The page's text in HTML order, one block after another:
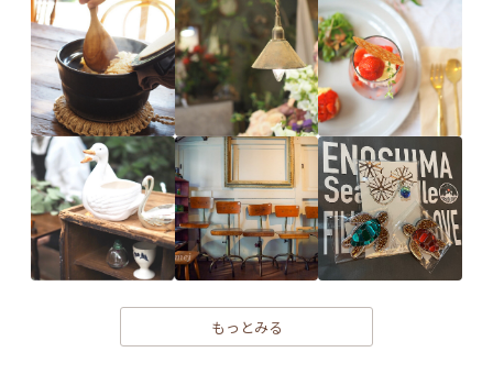
もっとみる